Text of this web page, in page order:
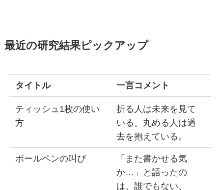
最近の研究結果ピックアップ
タイトル 一言コメント
ティッシュ1枚の使い
方
折る人は未来を見て
いる。丸める人は過
去を抱えている。
ボールペンの叫び
「また書かせる気
か…」と語ったの
は、誰でもない、